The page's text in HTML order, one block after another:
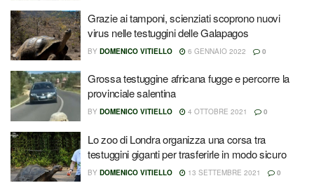
Grazie ai tamponi, scienziati scoprono nuovi
virus nelle testuggini delle Galapagos
BY DOMENICO VITIELLO 6 GENNAIO 2022 0
Grossa testuggine africana fugge e percorre la
provinciale salentina
BY DOMENICO VITIELLO 4 OTTOBRE 2021 0
Lo zoo di Londra organizza una corsa tra
testuggini giganti per trasferirle in modo sicuro
BY DOMENICO VITIELLO 13 SETTEMBRE 2021 0